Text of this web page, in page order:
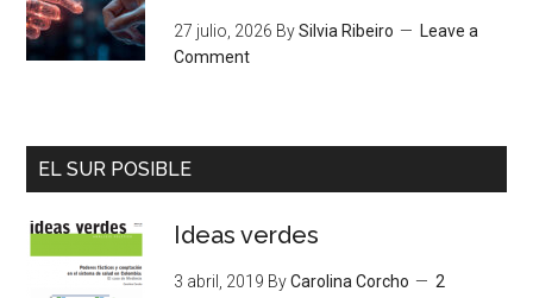
27 julio, 2026 BySilvia Ribeiro
Leave a
Comment
EL SUR POSIBLE
Ideas verdes
3 abril, 2019 ByCarolina Corcho
2